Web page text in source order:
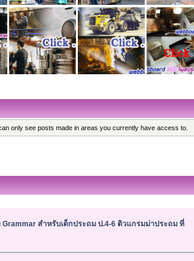
only see posts made in areas you currently have access to.
Grammar สำหรับเด็กประถม ป.4-6 ติวแกรมม่าประถม ที่